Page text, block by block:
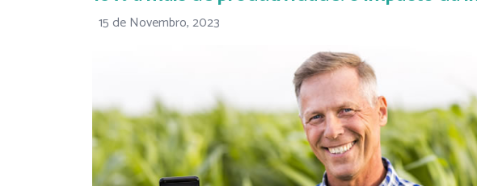
15 de Novembro, 2023